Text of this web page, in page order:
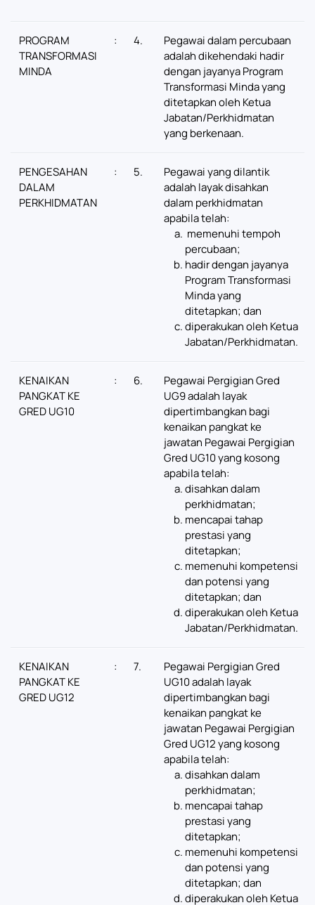
PROGRAM
TRANSFORMASI
MINDA
: 4.
Pegawai dalam percubaan
adalah dikehendaki hadir
dengan jayanya Program
Transformasi Minda yang
ditetapkan oleh Ketua
Jabatan/Perkhidmatan
yang berkenaan.
PENGESAHAN
DALAM
PERKHIDMATAN
: 5.
Pegawai yang dilantik
adalah layak disahkan
dalam perkhidmatan
apabila telah:
memenuhi tempoh
percubaan;
hadir dengan jayanya
Program Transformasi
Minda yang
ditetapkan; dan
diperakukan oleh Ketua
Jabatan/Perkhidmatan.
KENAIKAN
PANGKAT KE
GRED UG10
: 6.
Pegawai Pergigian Gred
UG9 adalah layak
dipertimbangkan bagi
kenaikan pangkat ke
jawatan Pegawai Pergigian
Gred UG10 yang kosong
apabila telah:
disahkan dalam
perkhidmatan;
mencapai tahap
prestasi yang
ditetapkan;
memenuhi kompetensi
dan potensi yang
ditetapkan; dan
diperakukan oleh Ketua
Jabatan/Perkhidmatan.
KENAIKAN
PANGKAT KE
GRED UG12
: 7.
Pegawai Pergigian Gred
UG10 adalah layak
dipertimbangkan bagi
kenaikan pangkat ke
jawatan Pegawai Pergigian
Gred UG12 yang kosong
apabila telah:
disahkan dalam
perkhidmatan;
mencapai tahap
prestasi yang
ditetapkan;
memenuhi kompetensi
dan potensi yang
ditetapkan; dan
diperakukan oleh Ketua